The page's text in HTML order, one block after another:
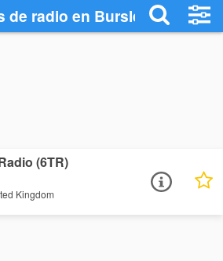
de radio en Burslem -
(6TR)
Kingdom